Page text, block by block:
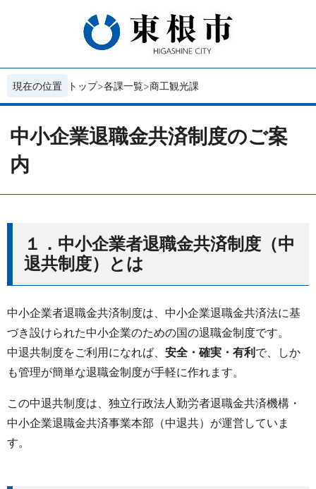
現在の位置 トップ 各課一覧 商工観光課
中小企業退職金共済制度のご案
内
１．中小企業者退職金共済制度（中
退共制度）とは
中小企業者退職金共済制度は、中小企業退職金共済法に基
づき設けられた中小企業のための国の退職金制度です。
中退共制度をご利用になれば、 安全・確実・有利で、しか
も管理が簡単な退職金制度が手軽に作れます。
この中退共制度は、独立行政法人勤労者退職金共済機構・
中小企業退職金共済事業本部（中退共）が運営していま
す。